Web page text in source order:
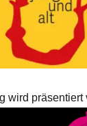
wird präsentiert